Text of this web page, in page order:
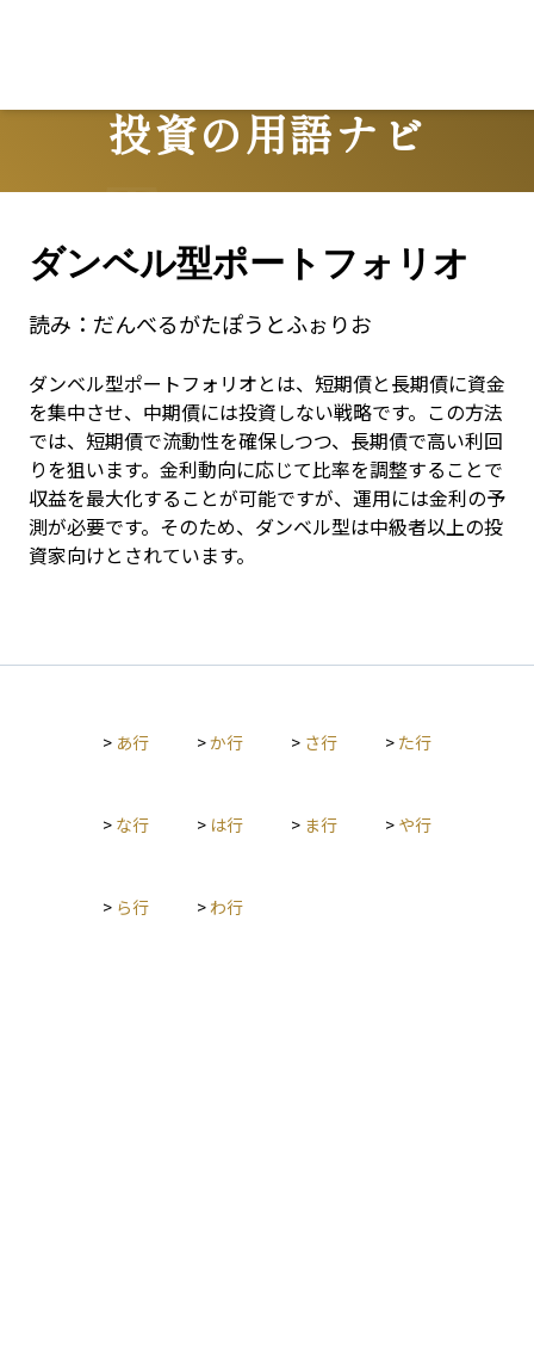
投資の用語ナビ
Terms
ダンベル型ポートフォリオ
読み： だんべるがたぽうとふぉりお
ダンベル型ポートフォリオとは、短期債と長期債に資金
を集中させ、中期債には投資しない戦略です。この方法
では、短期債で流動性を確保しつつ、長期債で高い利回
りを狙います。金利動向に応じて比率を調整することで
収益を最大化することが可能ですが、運用には金利の予
測が必要です。そのため、ダンベル型は中級者以上の投
資家向けとされています。
> あ行 >か行 > さ行 > た行
> な行 > は行 > ま行 > や行
> ら行 > わ行